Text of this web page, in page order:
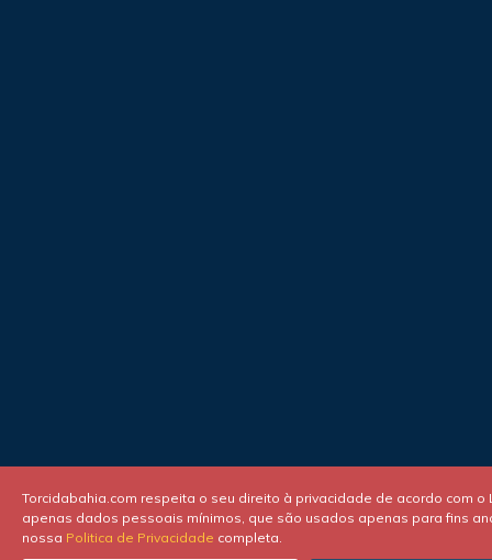
Torcidabahia.com respeita o seu direito à privacidade de acordo com o
apenas dados pessoais mínimos, que são usados apenas para fins
nossa Politica de Privacidade completa.